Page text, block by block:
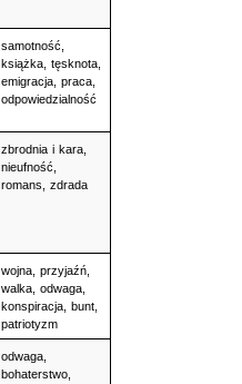
samotność,
książka, tęsknota,
emigracja, praca,
odpowiedzialność
zbrodnia i kara,
nieufność,
romans, zdrada
wojna, przyjaźń,
walka, odwaga,
konspiracja, bunt,
patriotyzm
odwaga,
bohaterstwo,